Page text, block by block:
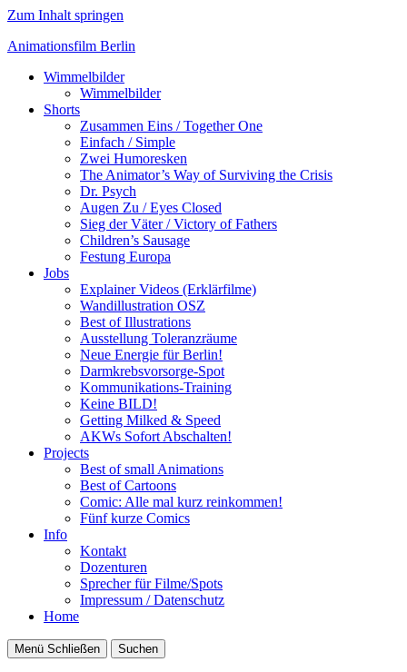
Zum Inhalt springen
Animationsfilm Berlin
Wimmelbilder
Wimmelbilder
Shorts
Zusammen Eins / Together One
Einfach / Simple
Zwei Humoresken
The Animator’s Way of Surviving the Crisis
Dr. Psych
Augen Zu / Eyes Closed
Sieg der Väter / Victory of Fathers
Children’s Sausage
Festung Europa
Jobs
Explainer Videos (Erklärfilme)
Wandillustration OSZ
Best of Illustrations
Ausstellung Toleranzräume
Neue Energie für Berlin!
Darmkrebsvorsorge-Spot
Kommunikations-Training
Keine BILD!
Getting Milked & Speed
AKWs Sofort Abschalten!
Projects
Best of small Animations
Best of Cartoons
Comic: Alle mal kurz reinkommen!
Fünf kurze Comics
Info
Kontakt
Dozenturen
Sprecher für Filme/Spots
Impressum / Datenschutz
Home
Menü Schließen Suchen